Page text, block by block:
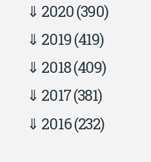
2020(390)
2019(419)
2018(409)
2017(381)
2016(232)